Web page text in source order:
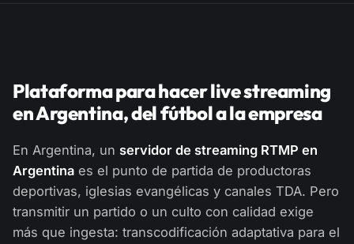
Plataforma para hacer live streaming
en Argentina, del fútbol a la empresa
En Argentina, un servidor de streaming RTMP en
Argentina es el punto de partida de productoras
deportivas, iglesias evangélicas y canales TDA. Pero
transmitir un partido o un culto con calidad exige
más que ingesta: transcodificación adaptativa para el